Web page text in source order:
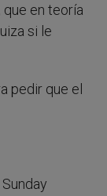
que en teoría
si le
pedir que el